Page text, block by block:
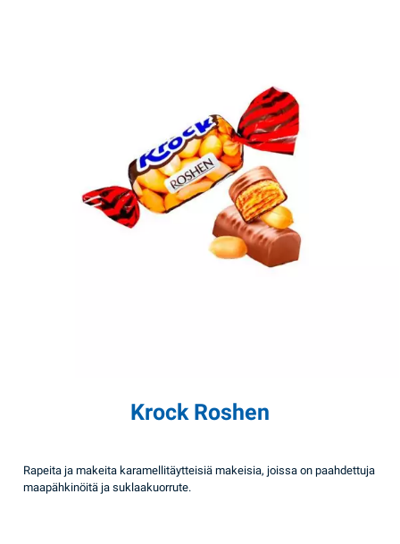
Krock Roshen
Rapeita ja makeita karamellitäytteisiä makeisia, joissa on paahdettuja
maapähkinöitä ja suklaakuorrute.